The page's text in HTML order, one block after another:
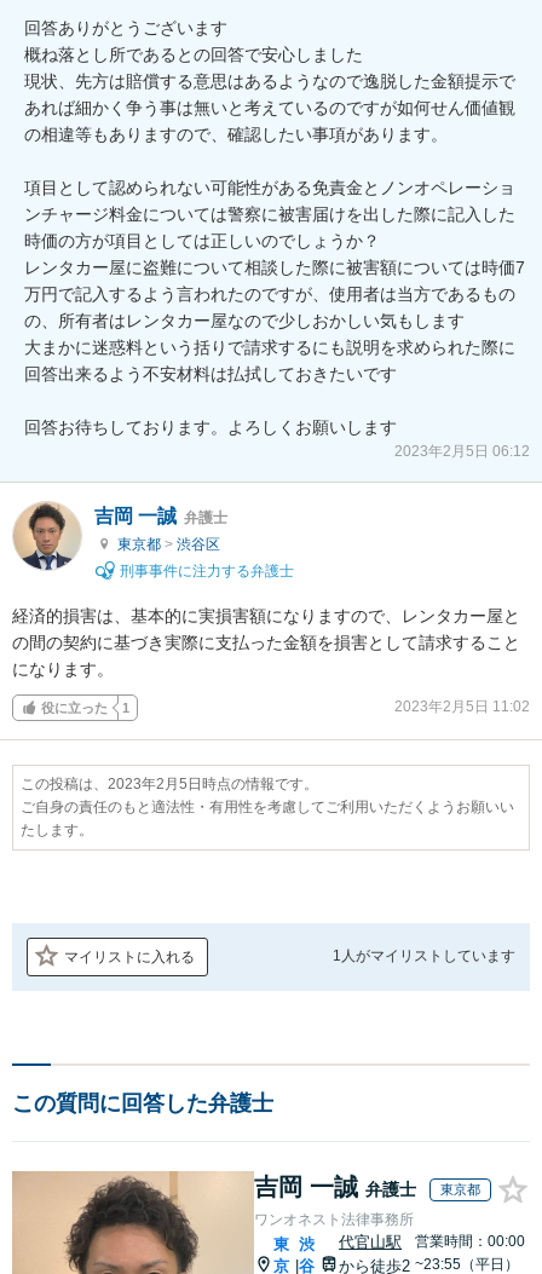
回答ありがとうございます
概ね落とし所であるとの回答で安心しました
現状、先方は賠償する意思はあるようなので逸脱した金額提示で
あれば細かく争う事は無いと考えているのですが如何せん価値観
の相違等もありますので、確認したい事項があります。
項目として認められない可能性がある免責金とノンオペレーショ
ンチャージ料金については警察に被害届けを出した際に記入した
時価の方が項目としては正しいのでしょうか？
レンタカー屋に盗難について相談した際に被害額については時価7
万円で記入するよう言われたのですが、使用者は当方であるもの
の、所有者はレンタカー屋なので少しおかしい気もします
大まかに迷惑料という括りで請求するにも説明を求められた際に
回答出来るよう不安材料は払拭しておきたいです
回答お待ちしております。よろしくお願いします
2023年2月5日 06:12
吉岡 一誠 弁護士
東京都 > 渋谷区
刑事事件に注力する弁護士
経済的損害は、基本的に実損害額になりますので、レンタカー屋と
の間の契約に基づき実際に支払った金額を損害として請求すること
になります。
役に立った 1 2023年2月5日 11:02
この投稿は、2023年2月5日時点の情報です。
ご自身の責任のもと適法性・有用性を考慮してご利用いただくようお願いい
たします。
マイリストに入れる 1人がマイリストしています
この質問に回答した弁護士
吉岡 一誠 弁護士 東京都
ワンオネスト法律事務所
東
京
渋
谷
代官山駅
から徒歩2
営業時間：00:00
~23:55（平日）